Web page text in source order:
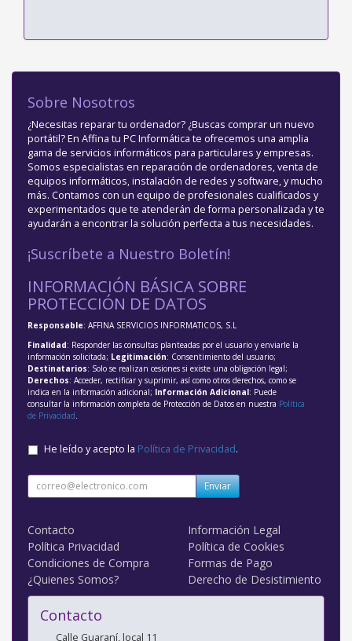
Sobre Nosotros
¿Necesitas reparar tu ordenador? ¿Buscas comprar un nuevo
portátil? En Affina tu PC Informática te ofrecemos una amplia
gama de servicios informáticos para particulares y empresas.
Somos especialistas en reparación de ordenadores, venta de
equipos informáticos, instalación de redes y software, y mucho
más. Contamos con un equipo de profesionales cualificados y
experimentados que te atenderán de forma personalizada y te
ayudarán a encontrar la solución perfecta a tus necesidades.
¡Suscríbete a Nuestro Boletín!
INFORMACIÓN BÁSICA SOBRE
PROTECCIÓN DE DATOS
Responsable: AFFINA SERVICIOS INFORMATICOS, S.L
Finalidad: Responder las consultas planteadas por el usuario y enviarle la
información solicitada; Legitimación: Consentimiento del usuario;
Destinatarios: Solo se realizan cesiones si existe una obligación legal;
Derechos: Acceder, rectificar y suprimir, así como otros derechos, como se
indica en la información adicional; Información Adicional: Puede
consultar la información completa de Protección de Datos en nuestra Política
de Privacidad
He leído y acepto la Política de Privacidad.
Enviar
Contacto
Información Legal
Política Privacidad
Política de Cookies
Condiciones de Compra
Formas de Pago
¿Quienes Somos?
Derecho de Desistimiento
Contacto
Calle Guaraní, local 11